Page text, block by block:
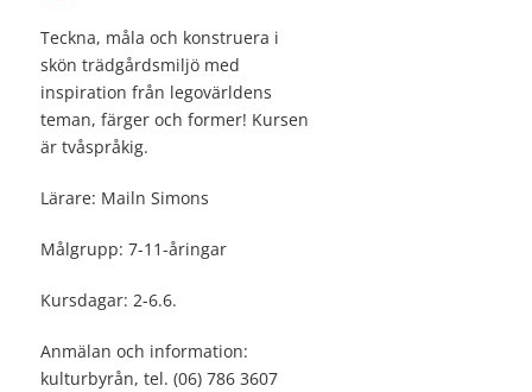
Teckna, måla och konstruera i
skön trädgårdsmiljö med
inspiration från legovärldens
teman, färger och former! Kursen
är tvåspråkig.
Lärare: Mailn Simons
Målgrupp: 7-11-åringar
Kursdagar: 2-6.6.
Anmälan och information:
kulturbyrån, tel. (06) 786 3607